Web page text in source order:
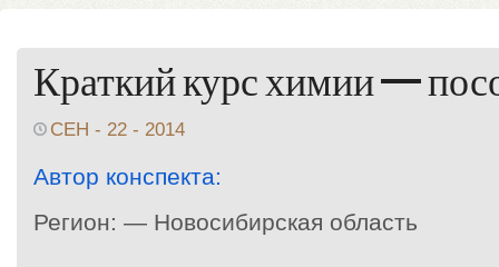
Краткий курс химии —
СЕН - 22 - 2014
Автор конспекта:
Регион: — Новосибирская область